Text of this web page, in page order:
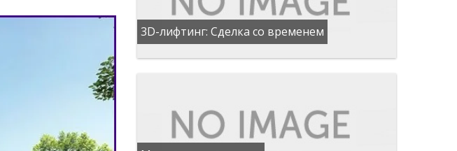
3D-лифтинг: Сделка со временем